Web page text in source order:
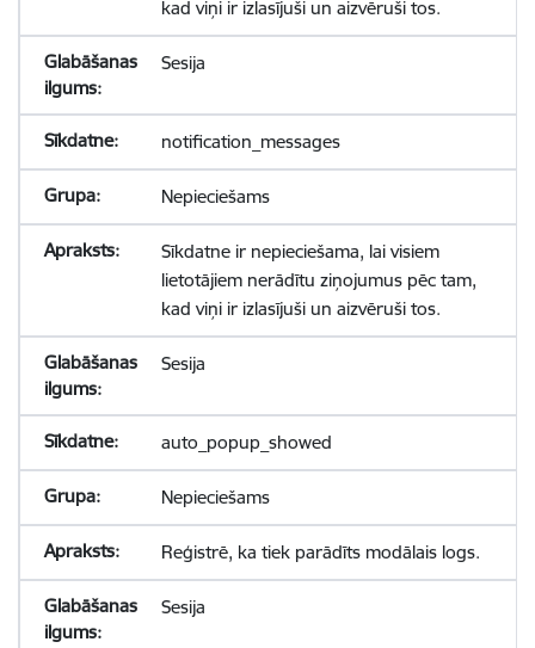
kad viņi ir izlasījuši un aizvēruši tos.
Sesija
notification_messages
Nepieciešams
Sīkdatne ir nepieciešama, lai visiem
lietotājiem nerādītu ziņojumus pēc tam,
kad viņi ir izlasījuši un aizvēruši tos.
Sesija
auto_popup_showed
Nepieciešams
Reģistrē, ka tiek parādīts modālais logs.
Sesija